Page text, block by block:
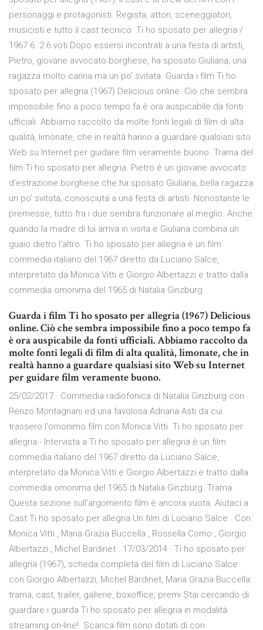
personaggi e protagonisti. Regista, attori, sceneggiatori,
musicisti e tutto il cast tecnico. Ti ho sposato per allegria /
1967 6 .2 6 voti Dopo essersi incontrati a una festa di artisti,
Pietro, giovane avvocato borghese, ha sposato Giuliana, una
ragazza molto carina ma un po' svitata. Guarda i film Ti ho
sposato per allegria (1967) Delicious online. Ciò che sembra
impossibile fino a poco tempo fa è ora auspicabile da fonti
ufficiali. Abbiamo raccolto da molte fonti legali di film di alta
qualità, limonate, che in realtà hanno a guardare qualsiasi sito
Web su Internet per guidare film veramente buono. Trama del
film Ti ho sposato per allegria. Pietro è un giovane avvocato
d'estrazione borghese che ha sposato Giuliana, bella ragazza
un po' svitata, conosciuta a una festa di artisti. Nonostante le
premesse, tutto fra i due sembra funzionare al meglio. Anche
quando la madre di lui arriva in visita e Giuliana combina un
guaio dietro l'altro. Ti ho sposato per allegria è un film
commedia italiano del 1967 diretto da Luciano Salce,
interpretato da Monica Vitti e Giorgio Albertazzi e tratto dalla
commedia omonima del 1965 di Natalia Ginzburg.
Guarda i film Ti ho sposato per allegria (1967) Delicious
online. Ciò che sembra impossibile fino a poco tempo fa
è ora auspicabile da fonti ufficiali. Abbiamo raccolto da
molte fonti legali di film di alta qualità, limonate, che in
realtà hanno a guardare qualsiasi sito Web su Internet
per guidare film veramente buono.
25/02/2017 · Commedia radiofonica di Natalia Ginzburg con
Renzo Montagnani ed una favolosa Adriana Asti da cui
trassero l'omonimo film con Monica Vitti. Ti ho sposato per
allegria - Intervista a Ti ho sposato per allegria è un film
commedia italiano del 1967 diretto da Luciano Salce,
interpretato da Monica Vitti e Giorgio Albertazzi e tratto dalla
commedia omonima del 1965 di Natalia Ginzburg. Trama.
Questa sezione sull'argomento film è ancora vuota. Aiutaci a
Cast Ti ho sposato per allegria Un film di Luciano Salce . Con
Monica Vitti , Maria Grazia Buccella , Rossella Como , Giorgio
Albertazzi , Michel Bardinet . 17/03/2014 · Ti ho sposato per
allegria (1967), scheda completa del film di Luciano Salce
con Giorgio Albertazzi, Michel Bardinet, Maria Grazia Buccella:
trama, cast, trailer, gallerie, boxoffice, premi Stai cercando di
guardare i guarda Ti ho sposato per allegria in modalità
streaming on-line!. Scarica film sono dotati di con